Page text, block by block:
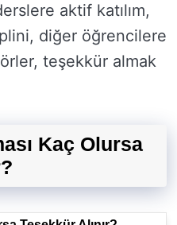
aktif katılım,
diğer öğrencilere
teşekkür almak
Kaç Olursa